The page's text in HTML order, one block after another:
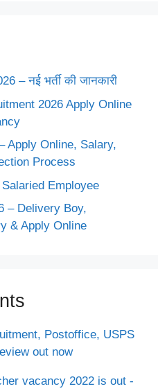
– नई भर्ती की जानकारी
2026 Apply Online
Apply Online, Salary,
Process
Employee
– Delivery Boy,
& Apply Online
Postoffice, USPS
out now
vacancy 2022 is out -